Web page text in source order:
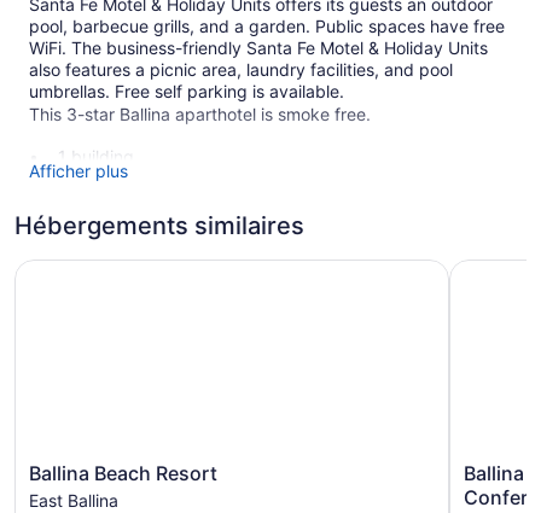
Santa Fe Motel & Holiday Units offers its guests an outdoor
pool, barbecue grills, and a garden. Public spaces have free
WiFi. The business-friendly Santa Fe Motel & Holiday Units
also features a picnic area, laundry facilities, and pool
umbrellas. Free self parking is available.
This 3-star Ballina aparthotel is smoke free.
1 building
13 guestrooms or units
2 levels
BBQ grill(s)
Outdoor picnic space
Afficher plus
Hébergements similaires
Ballina
Beach
Ballina Beach Resort
East Ballina
Ballina Beach Resort
Ballina
Byron
Ballina
Ballina